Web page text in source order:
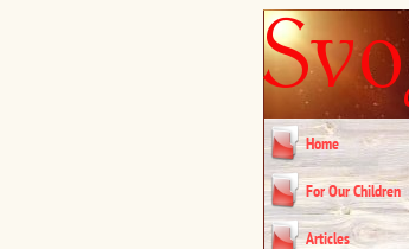
Home
For Our Children
Articles